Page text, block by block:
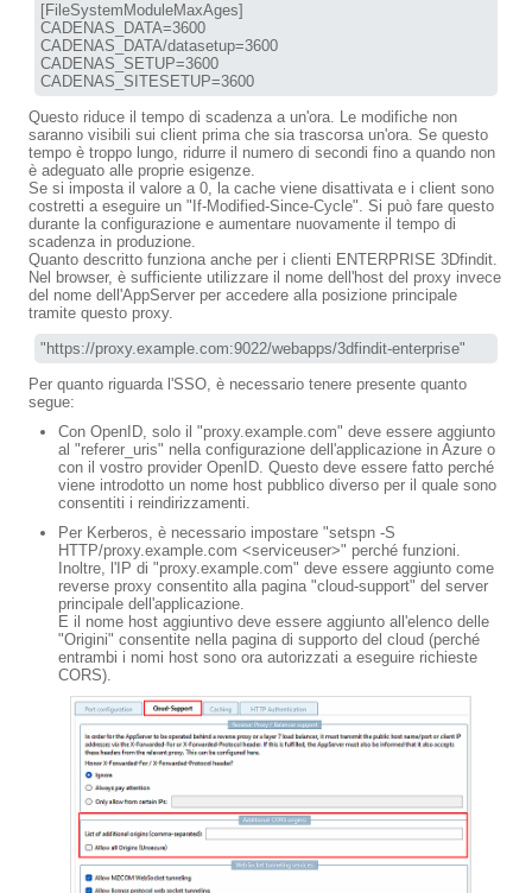
[FileSystemModuleMaxAges]
CADENAS_DATA=3600
CADENAS_DATA/datasetup=3600
CADENAS_SETUP=3600
CADENAS_SITESETUP=3600
Questo riduce il tempo di scadenza a un'ora. Le modifiche non
saranno visibili sui client prima che sia trascorsa un'ora. Se questo
tempo è troppo lungo, ridurre il numero di secondi fino a quando non
è adeguato alle proprie esigenze.
Se si imposta il valore a 0, la cache viene disattivata e i client sono
costretti a eseguire un "If-Modified-Since-Cycle". Si può fare questo
durante la configurazione e aumentare nuovamente il tempo di
scadenza in produzione.
Quanto descritto funziona anche per i clienti ENTERPRISE 3Dfindit.
Nel browser, è sufficiente utilizzare il nome dell'host del proxy invece
del nome dell'AppServer per accedere alla posizione principale
tramite questo proxy.
"https://proxy.example.com:9022/webapps/3dfindit-enterprise"
Per quanto riguarda l'SSO, è necessario tenere presente quanto
segue:
Con OpenID, solo il "proxy.example.com" deve essere aggiunto
al "referer_uris" nella configurazione dell'applicazione in Azure o
con il vostro provider OpenID. Questo deve essere fatto perché
viene introdotto un nome host pubblico diverso per il quale sono
consentiti i reindirizzamenti.
Per Kerberos, è necessario impostare "setspn -S
HTTP/proxy.example.com <serviceuser>" perché funzioni.
Inoltre, l'IP di "proxy.example.com" deve essere aggiunto come
reverse proxy consentito alla pagina "cloud-support" del server
principale dell'applicazione.
E il nome host aggiuntivo deve essere aggiunto all'elenco delle
"Origini" consentite nella pagina di supporto del cloud (perché
entrambi i nomi host sono ora autorizzati a eseguire richieste
CORS).